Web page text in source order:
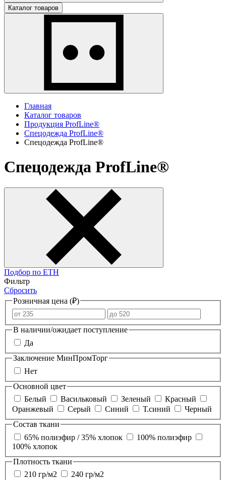
Каталог товаров
Главная
Каталог товаров
Продукция ProfLine®
Спецодежда ProfLine®
Спецодежда ProfLine®
Спецодежда ProfLine®
Подбор по ЕТН
Фильтр
Сбросить
Розничная цена (₽)
В наличии/ожидает поступление
Да
Заключение МинПромТорг
Нет
Основной цвет
Белый
Васильковый Зеленый
Красный
Оранжевый
Серый Синий Т.синий
Черный
Состав ткани
65% полиэфир / 35% хлопок
100% полиэфир
100% хлопок
Плотность ткани
210 гр/м2
240 гр/м2